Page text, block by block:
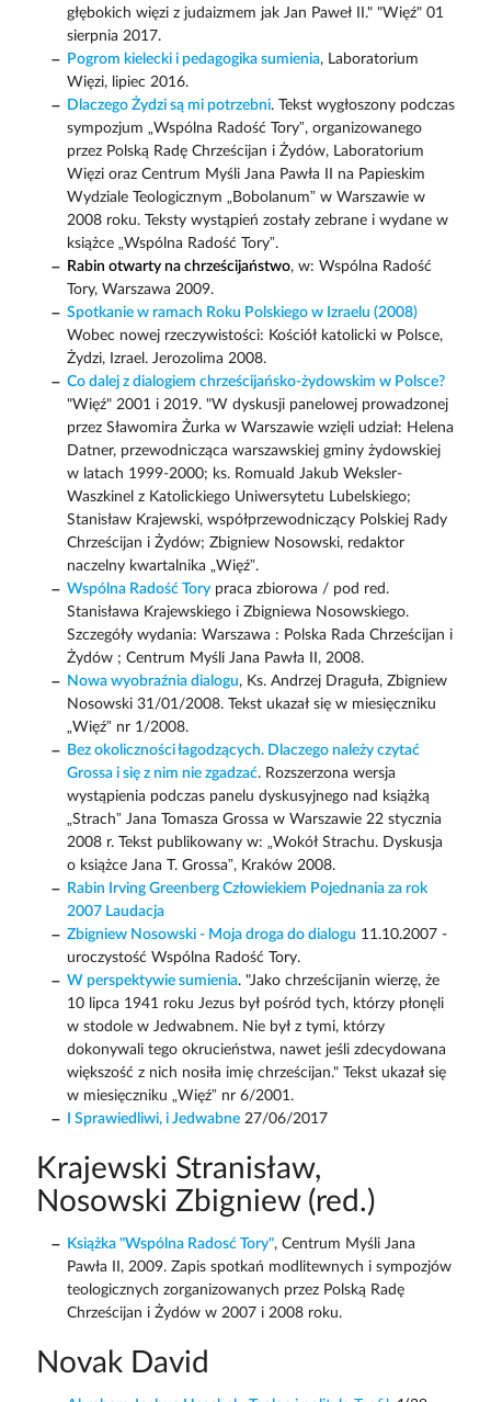
głębokich więzi z judaizmem jak Jan Paweł II." "Więź" 01
sierpnia 2017.
Pogrom kielecki i pedagogika sumienia, Laboratorium
Więzi, lipiec 2016.
Dlaczego Żydzi są mi potrzebni. Tekst wygłoszony podczas
sympozjum „Wspólna Radość Tory”, organizowanego
przez Polską Radę Chrześcijan i Żydów, Laboratorium
Więzi oraz Centrum Myśli Jana Pawła II na Papieskim
Wydziale Teologicznym „Bobolanum” w Warszawie w
2008 roku. Teksty wystąpień zostały zebrane i wydane w
książce „Wspólna Radość Tory”.
Rabin otwarty na chrześcijaństwo, w: Wspólna Radość
Tory, Warszawa 2009.
Spotkanie w ramach Roku Polskiego w Izraelu (2008)
Wobec nowej rzeczywistości: Kościół katolicki w Polsce,
Żydzi, Izrael. Jerozolima 2008.
Co dalej z dialogiem chrześcijańsko-żydowskim w Polsce?
"Więź" 2001 i 2019. "W dyskusji panelowej prowadzonej
przez Sławomira Żurka w Warszawie wzięli udział: Helena
Datner, przewodnicząca warszawskiej gminy żydowskiej
w latach 1999-2000; ks. Romuald Jakub Weksler-
Waszkinel z Katolickiego Uniwersytetu Lubelskiego;
Stanisław Krajewski, współprzewodniczący Polskiej Rady
Chrześcijan i Żydów; Zbigniew Nosowski, redaktor
naczelny kwartalnika „Więź”.
Wspólna Radość Torypraca zbiorowa / pod red.
Stanisława Krajewskiego i Zbigniewa Nosowskiego.
Szczegóły wydania: Warszawa : Polska Rada Chrześcijan i
Żydów ; Centrum Myśli Jana Pawła II, 2008.
Nowa wyobraźnia dialogu, Ks. Andrzej Draguła, Zbigniew
Nosowski 31/01/2008. Tekst ukazał się w miesięczniku
„Więź” nr 1/2008.
Bez okoliczności łagodzących. Dlaczego należy czytać
Grossa i się z nim nie zgadzać. Rozszerzona wersja
wystąpienia podczas panelu dyskusyjnego nad książką
„Strach” Jana Tomasza Grossa w Warszawie 22 stycznia
2008 r. Tekst publikowany w: „Wokół Strachu. Dyskusja
o książce Jana T. Grossa”, Kraków 2008.
Rabin Irving Greenberg Człowiekiem Pojednania za rok
2007 Laudacja
Zbigniew Nosowski - Moja droga do dialogu 11.10.2007 -
uroczystość Wspólna Radość Tory.
W perspektywie sumienia. "Jako chrześcijanin wierzę, że
10 lipca 1941 roku Jezus był pośród tych, którzy płonęli
w stodole w Jedwabnem. Nie był z tymi, którzy
dokonywali tego okrucieństwa, nawet jeśli zdecydowana
większość z nich nosiła imię chrześcijan." Tekst ukazał się
w miesięczniku „Więź” nr 6/2001.
I Sprawiedliwi, i Jedwabne27/06/2017
Krajewski Stranisław,
Nosowski Zbigniew (red.)
Książka "Wspólna Radosć Tory", Centrum Myśli Jana
Pawła II, 2009. Zapis spotkań modlitewnych i sympozjów
teologicznych zorganizowanych przez Polską Radę
Chrześcijan i Żydów w 2007 i 2008 roku.
Novak David